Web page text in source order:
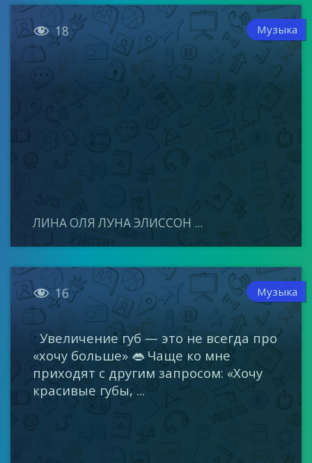
 18 Музыка
ЛИНА ОЛЯ ЛУНА ЭЛИССОН ...
 16 Музыка
Увеличение губ — это не всегда про
«хочу больше» 👄 Чаще ко мне
приходят с другим запросом: «Хочу
красивые губы, ...